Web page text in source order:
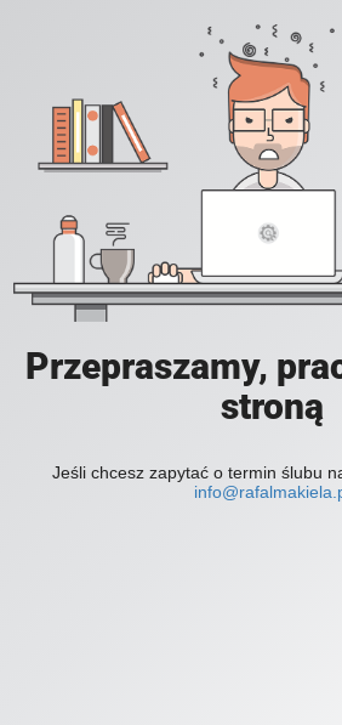
Przepraszamy,
stroną
Jeśli chcesz zapytać o termin ślubu